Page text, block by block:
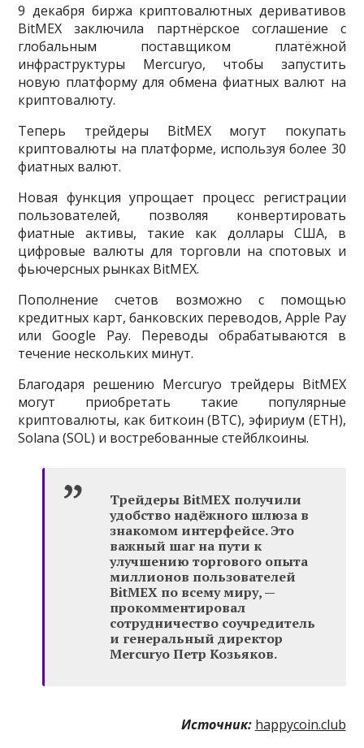
9 декабря биржа криптовалютных деривативов
BitMEX заключила партнёрское соглашение с
глобальным поставщиком платёжной
инфраструктуры Mercuryo, чтобы запустить
новую платформу для обмена фиатных валют на
криптовалюту.
Теперь трейдеры BitMEX могут покупать
криптовалюты на платформе, используя более 30
фиатных валют.
Новая функция упрощает процесс регистрации
пользователей, позволяя конвертировать
фиатные активы, такие как доллары США, в
цифровые валюты для торговли на спотовых и
фьючерсных рынках BitMEX.
Пополнение счетов возможно с помощью
кредитных карт, банковских переводов, Apple Pay
или Google Pay. Переводы обрабатываются в
течение нескольких минут.
Благодаря решению Mercuryo трейдеры BitMEX
могут приобретать такие популярные
криптовалюты, как биткоин (BTC), эфириум (ETH),
Solana (SOL) и востребованные стейблкоины.
Трейдеры BitMEX получили
удобство надёжного шлюза в
знакомом интерфейсе. Это
важный шаг на пути к
улучшению торгового опыта
миллионов пользователей
BitMEX по всему миру, —
прокомментировал
сотрудничество соучредитель
и генеральный директор
Mercuryo Петр Козьяков.
Источник: happycoin.club